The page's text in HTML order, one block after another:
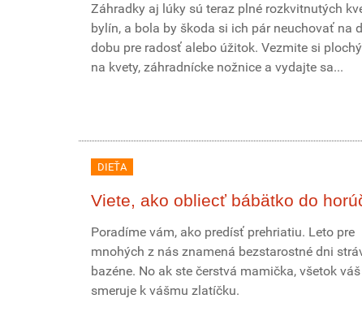
Záhradky aj lúky sú teraz plné rozkvitnutých
bylín, a bola by škoda si ich pár neuchovať na
dobu pre radosť alebo úžitok. Vezmite si
na kvety, záhradnícke nožnice a vydajte sa...
DIEŤA
Viete, ako obliecť bábätko do
Poradíme vám, ako predísť prehriatiu. Leto pre
mnohých z nás znamená bezstarostné dni
bazéne. No ak ste čerstvá mamička, všetok
smeruje k vášmu zlatíčku.